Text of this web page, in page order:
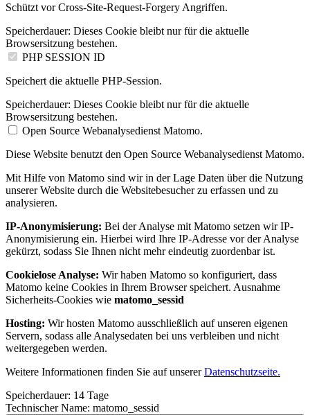
Schützt vor Cross-Site-Request-Forgery Angriffen.
Speicherdauer: Dieses Cookie bleibt nur für die aktuelle
Browsersitzung bestehen.
PHP SESSION ID
Speichert die aktuelle PHP-Session.
Speicherdauer: Dieses Cookie bleibt nur für die aktuelle
Browsersitzung bestehen.
Open Source Webanalysedienst Matomo.
Diese Website benutzt den Open Source Webanalysedienst Matomo.
Mit Hilfe von Matomo sind wir in der Lage Daten über die Nutzung
unserer Website durch die Websitebesucher zu erfassen und zu
analysieren.
IP-Anonymisierung: Bei der Analyse mit Matomo setzen wir IP-
Anonymisierung ein. Hierbei wird Ihre IP-Adresse vor der Analyse
gekürzt, sodass Sie Ihnen nicht mehr eindeutig zuordenbar ist.
Cookielose Analyse: Wir haben Matomo so konfiguriert, dass
Matomo keine Cookies in Ihrem Browser speichert. Ausnahme
Sicherheits-Cookies wie matomo_sessid
Hosting: Wir hosten Matomo ausschließlich auf unseren eigenen
Servern, sodass alle Analysedaten bei uns verbleiben und nicht
weitergegeben werden.
Weitere Informationen finden Sie auf unsererDatenschutzseite.
Speicherdauer: 14 Tage
Technischer Name: matomo_sessid